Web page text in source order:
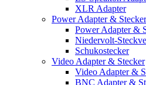
XLR Adapter
Power Adapter & Stecker
Power Adapter &
Niedervolt-
Schukostecker
Video Adapter & Stecker
Video Adapter &
BNC Adapter &